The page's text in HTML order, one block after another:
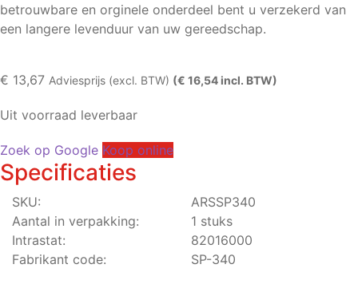
betrouwbare en orginele onderdeel bent u verzekerd van
een langere levenduur van uw gereedschap.
€ 13,67 Adviesprijs (excl. BTW) (€ 16,54 incl. BTW)
Uit voorraad leverbaar
Zoek op Google Koop online
Specificaties
SKU:
ARSSP340
Aantal in verpakking:
1 stuks
Intrastat:
82016000
Fabrikant code:
SP-340